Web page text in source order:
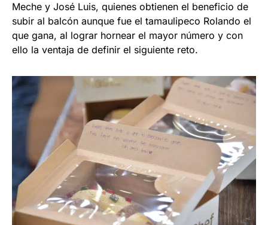
Meche y José Luis, quienes obtienen el beneficio de
subir al balcón aunque fue el tamaulipeco Rolando el
que gana, al lograr hornear el mayor número y con
ello la ventaja de definir el siguiente reto.